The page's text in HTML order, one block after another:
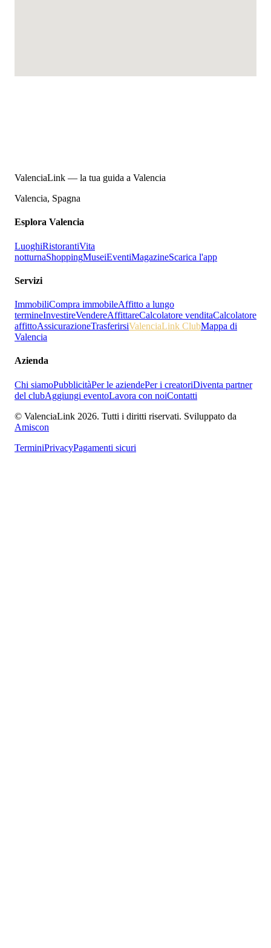
ValenciaLink — la tua guida a Valencia
Valencia, Spagna
Esplora Valencia
LuoghiRistorantiVita
notturnaShoppingMuseiEventiMagazineScarica l'app
Servizi
ImmobiliCompra immobileAffitto a lungo
termineInvestireVendereAffittareCalcolatore venditaCalcolatore
affittoAssicurazioneTrasferirsiValenciaLink ClubMappa di
Valencia
Azienda
Chi siamoPubblicitàPer le aziendePer i creatoriDiventa partner
del clubAggiungi eventoLavora con noiContatti
© ValenciaLink 2026. Tutti i diritti riservati. Sviluppato da
Amiscon
TerminiPrivacyPagamenti sicuri